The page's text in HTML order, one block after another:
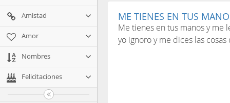
Amistad
Amor
Nombres
Felicitaciones
ME TIENES EN TUS
Me tienes en tus manos y me
yo ignoro y me dices las